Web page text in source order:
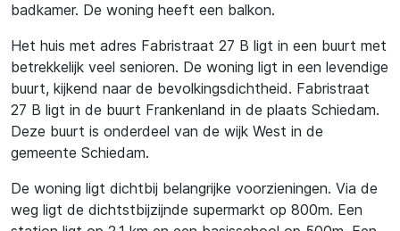
badkamer. De woning heeft een balkon.
Het huis met adres Fabristraat 27 B ligt in een buurt met
betrekkelijk veel senioren. De woning ligt in een levendige
buurt, kijkend naar de bevolkingsdichtheid. Fabristraat
27 B ligt in de buurt Frankenland in de plaats Schiedam.
Deze buurt is onderdeel van de wijk West in de
gemeente Schiedam.
De woning ligt dichtbij belangrijke voorzieningen. Via de
weg ligt de dichtstbijzijnde supermarkt op 800m. Een